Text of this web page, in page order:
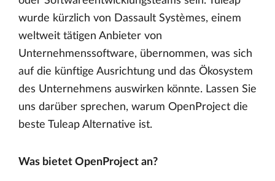
wurde kürzlich von Dassault Systèmes, einem
weltweit tätigen Anbieter von
Unternehmenssoftware, übernommen, was sich
auf die künftige Ausrichtung und das Ökosystem
des Unternehmens auswirken könnte. Lassen Sie
uns darüber sprechen, warum OpenProject die
beste Tuleap Alternative ist.
Was bietet OpenProject an?